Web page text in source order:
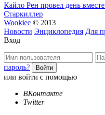
Кайло Рен провел день
Старкиллер
Wookiee © 2013
Новости Энциклопедия Для
Вход
пароль?
или войти с помощью
ВКонтакте
Twitter